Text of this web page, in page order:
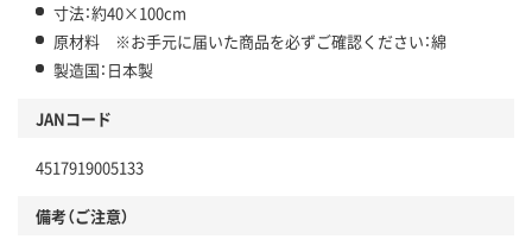
寸法：約40×100cm
原材料 ※お手元に届いた商品を必ずご確認ください：綿
製造国：日本製
JANコード
4517919005133
備考（ご注意）